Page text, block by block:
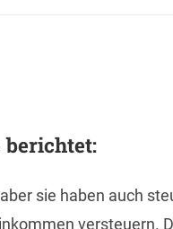
sie haben auch
versteuern.